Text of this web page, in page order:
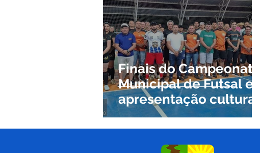
Políticas Públicas Nota de Pesar
Defesa Civil Indígena Licitações
Finais do Campeonato
Municipal de Futsal e
apresentação cultural
marcam fim de semana
histórico em Santa
Rosa do Purus